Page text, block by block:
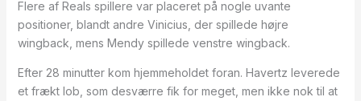
Flere af Reals spillere var placeret på nogle uvante
positioner, blandt andre Vinicius, der spillede højre
wingback, mens Mendy spillede venstre wingback.
Efter 28 minutter kom hjemmeholdet foran. Havertz leverede
et frækt lob, som desværre fik for meget, men ikke nok til at